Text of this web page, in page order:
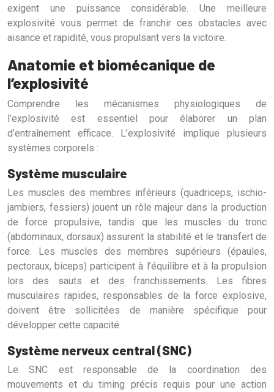
exigent une puissance considérable. Une meilleure
explosivité vous permet de franchir ces obstacles avec
aisance et rapidité, vous propulsant vers la victoire.
Anatomie et biomécanique de
l’explosivité
Comprendre les mécanismes physiologiques de
l’explosivité est essentiel pour élaborer un plan
d’entraînement efficace. L’explosivité implique plusieurs
systèmes corporels :
Système musculaire
Les muscles des membres inférieurs (quadriceps, ischio-
jambiers, fessiers) jouent un rôle majeur dans la production
de force propulsive, tandis que les muscles du tronc
(abdominaux, dorsaux) assurent la stabilité et le transfert de
force. Les muscles des membres supérieurs (épaules,
pectoraux, biceps) participent à l’équilibre et à la propulsion
lors des sauts et des franchissements. Les fibres
musculaires rapides, responsables de la force explosive,
doivent être sollicitées de manière spécifique pour
développer cette capacité.
Système nerveux central (SNC)
Le SNC est responsable de la coordination des
mouvements et du timing précis requis pour une action